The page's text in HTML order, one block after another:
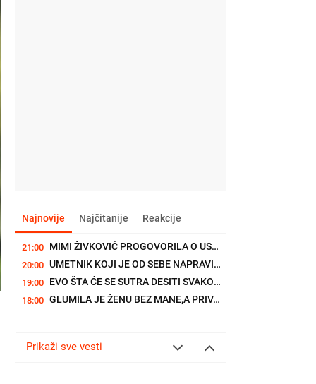
Najnovije Najčitanije Reakcije
21:00 MIMI ŽIVKOVIĆ PROGOVORILA O USPEHU GRUPE "MODELS": "Mene su voleli...
20:00 UMETNIK KOJI JE OD SEBE NAPRAVIO BREND: Razumeo je moć mode pre...
19:00 EVO ŠTA ĆE SE SUTRA DESITI SVAKOM HOROSKOPSKOM ZNAKU: 8. avgust se...
18:00 GLUMILA JE ŽENU BEZ MANE,A PRIVATNO PROŠLA KROZ PAKAO: Marša Kros...
Prikaži sve vesti